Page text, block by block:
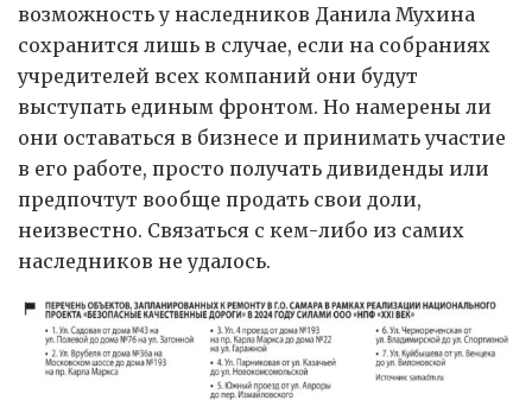
возможность у наследников Данила Мухина
сохранится лишь в случае, если на собраниях
учредителей всех компаний они будут
выступать единым фронтом. Но намерены ли
они оставаться в бизнесе и принимать участие
в его работе, просто получать дивиденды или
предпочтут вообще продать свои доли,
неизвестно. Связаться с кем-либо из самих
наследников не удалось.